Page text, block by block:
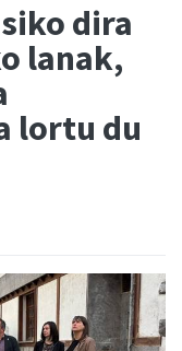
dira
lanak,
lortu du